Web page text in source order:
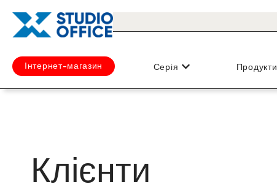
Інтернет-магазин Серія Продукти
Клієнти